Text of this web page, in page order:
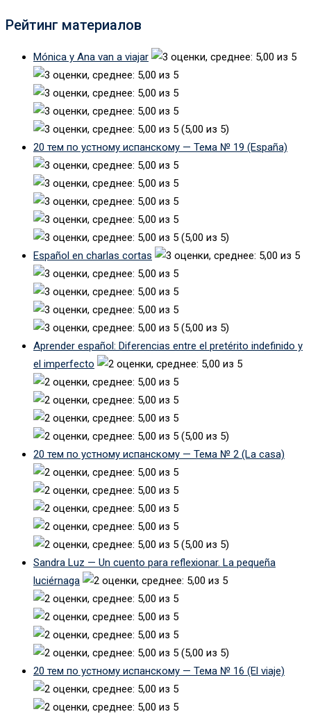
Рейтинг материалов
Mónica y Ana van a viajar
(5,00 из 5)
20 тем по устному испанскому — Тема № 19 (España)
(5,00 из 5)
Español en charlas cortas
(5,00 из 5)
Aprender español: Diferencias entre el pretérito indefinido y
el imperfecto
(5,00 из 5)
20 тем по устному испанскому — Тема № 2 (La casa)
(5,00 из 5)
Sandra Luz — Un cuento para reflexionar. La pequeña
luciérnaga
(5,00 из 5)
20 тем по устному испанскому — Тема № 16 (El viaje)